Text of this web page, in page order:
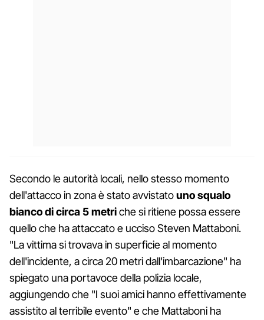
Secondo le autorità locali, nello stesso momento
dell'attacco in zona è stato avvistatouno squalo
bianco di circa 5 metriche si ritiene possa essere
quello che ha attaccato e ucciso Steven Mattaboni.
"La vittima si trovava in superficie al momento
dell'incidente, a circa 20 metri dall'imbarcazione" ha
spiegato una portavoce della polizia locale,
aggiungendo che "I suoi amici hanno effettivamente
assistito al terribile evento" e che Mattaboni ha